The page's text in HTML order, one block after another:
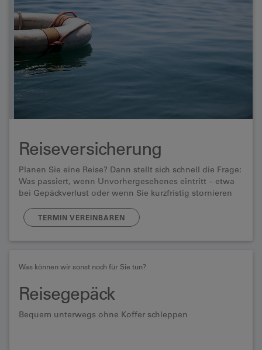
Reiseversicherung
Planen Sie eine Reise? Dann stellt sich schnell die Frage:
Was passiert, wenn Unvorhergesehenes eintritt – etwa
bei Gepäckverlust oder wenn Sie kurzfristig stornieren
TERMIN VEREINBAREN
Was können wir sonst noch für Sie tun?
Reisegepäck
Bequem unterwegs ohne Koffer schleppen